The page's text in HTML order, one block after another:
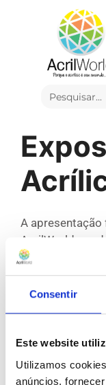
Consentir
Este website
Utilizamos
anúncios,
A apresentação
AcrilWorld,
personalizados
com elegância
Cada expositor
necessidades
tecnologia,